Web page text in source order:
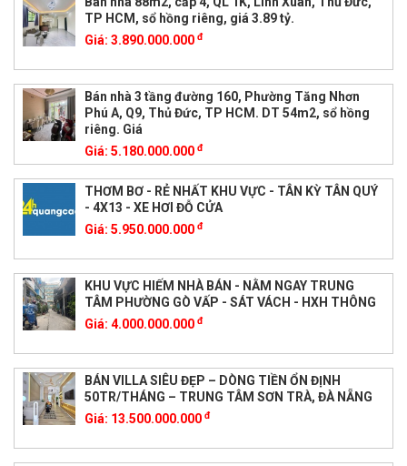
TP HCM, sổ hồng riêng, giá 3.89 tỷ.
Giá: 3.890.000.000 đ
Bán nhà 3 tầng đường 160, Phường Tăng Nhơn
Phú A, Q9, Thủ Đức, TP HCM. DT 54m2, sổ hồng
riêng. Giá
Giá: 5.180.000.000 đ
THƠM BƠ - RẺ NHẤT KHU VỰC - TÂN KỲ TÂN QUÝ
- 4X13 - XE HƠI ĐỖ CỬA
Giá: 5.950.000.000 đ
KHU VỰC HIẾM NHÀ BÁN - NẰM NGAY TRUNG
TÂM PHƯỜNG GÒ VẤP - SÁT VÁCH - HXH THÔNG
Giá: 4.000.000.000 đ
BÁN VILLA SIÊU ĐẸP – DÒNG TIỀN ỔN ĐỊNH
50TR/THÁNG – TRUNG TÂM SƠN TRÀ, ĐÀ NẴNG
Giá: 13.500.000.000 đ